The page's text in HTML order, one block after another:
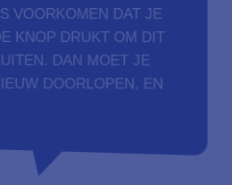
VOORKOMEN DAT JE
KNOP DRUKT OM DIT
DAN MOET JE
DOORLOPEN, EN